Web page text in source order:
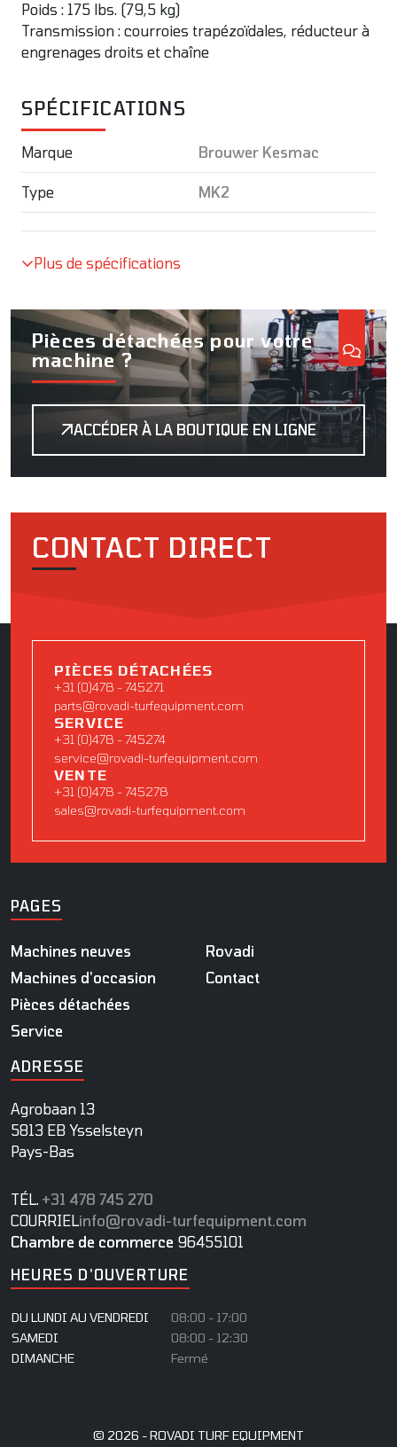
Poids : 175 lbs. (79,5 kg)
Transmission : courroies trapézoïdales, réducteur à
engrenages droits et chaîne
SPÉCIFICATIONS
Marque Brouwer Kesmac
Type MK2
Plus de spécifications
Pièces détachées pour votre
machine ?
ACCÉDER À LA BOUTIQUE EN LIGNE
CONTACT DIRECT
PIÈCES DÉTACHÉES
+31 (0)478 - 745271
parts@rovadi-turfequipment.com
SERVICE
+31 (0)478 - 745274
service@rovadi-turfequipment.com
VENTE
+31 (0)478 - 745278
sales@rovadi-turfequipment.com
PAGES
Machines neuves
Machines d'occasion
Pièces détachées
Service
Rovadi
Contact
ADRESSE
Agrobaan 13
5813 EB Ysselsteyn
Pays-Bas
TÉL. +31 478 745 270
COURRIELinfo@rovadi-turfequipment.com
Chambre de commerce 96455101
HEURES D'OUVERTURE
DU LUNDI AU VENDREDI
08:00 - 17:00
SAMEDI
08:00 - 12:30
DIMANCHE
Fermé
© 2026 - ROVADI TURF EQUIPMENT